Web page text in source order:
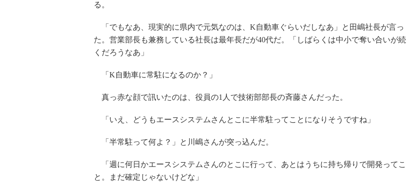
る。
「でもなあ、現実的に県内で元気なのは、K自動車ぐらいだしなあ」と田嶋社長が言っ
た。営業部長も兼務している社長は最年長だが40代だ。「しばらくは中小で奪い合いが続
くだろうなあ」
「K自動車に常駐になるのか？」
真っ赤な顔で訊いたのは、役員の1人で技術部部長の斉藤さんだった。
「いえ、どうもエースシステムさんとこに半常駐ってことになりそうですね」
「半常駐って何よ？」と川嶋さんが突っ込んだ。
「週に何日かエースシステムさんのとこに行って、あとはうちに持ち帰りで開発ってこ
と。まだ確定じゃないけどな」